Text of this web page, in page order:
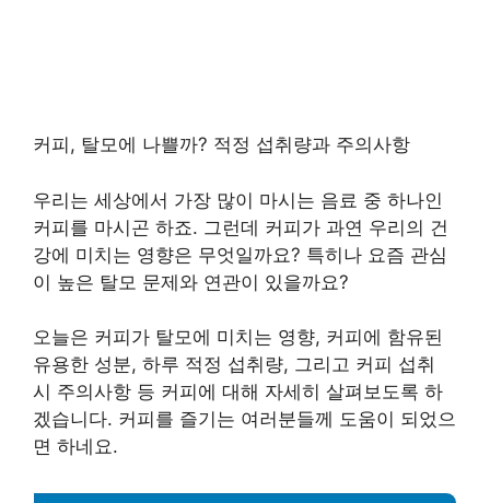
커피, 탈모에 나쁠까? 적정 섭취량과 주의사항
우리는 세상에서 가장 많이 마시는 음료 중 하나인
커피를 마시곤 하죠. 그런데 커피가 과연 우리의 건
강에 미치는 영향은 무엇일까요? 특히나 요즘 관심
이 높은 탈모 문제와 연관이 있을까요?
오늘은 커피가 탈모에 미치는 영향, 커피에 함유된
유용한 성분, 하루 적정 섭취량, 그리고 커피 섭취
시 주의사항 등 커피에 대해 자세히 살펴보도록 하
겠습니다. 커피를 즐기는 여러분들께 도움이 되었으
면 하네요.